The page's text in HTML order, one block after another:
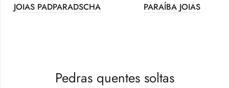
JOIAS PADPARADSCHA PARAÍBA JOIAS
Pedras quentes soltas